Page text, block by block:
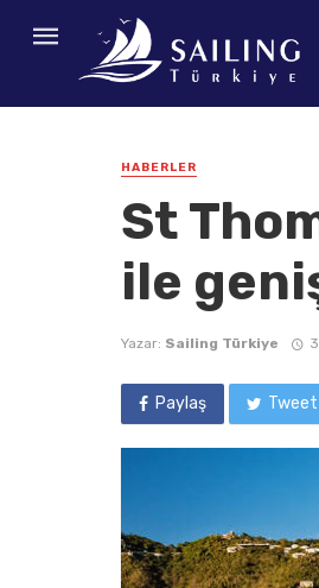
HABERLER
St
ile
Yazar: Sailing Türkiye
Paylaş Tweet